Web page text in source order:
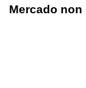
Mercado non